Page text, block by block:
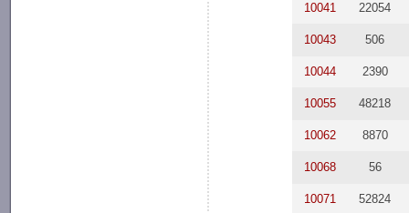
10041 22054
10043 506
10044 2390
10055 48218
10062 8870
10068 56
10071 52824